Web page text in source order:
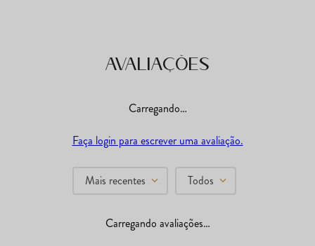
Avaliações
Carregando…
Faça login para escrever uma avaliação.
Mais recentes Todos
Carregando avaliações…